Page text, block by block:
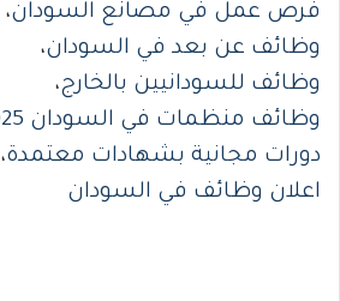
فرص عمل في مصانع السودان،
وظائف عن بعد في السودان،
وظائف للسودانيين بالخارج،
وظائف منظمات في السودان 2025
دورات مجانية بشهادات معتمدة،
اعلان وظائف في السودان